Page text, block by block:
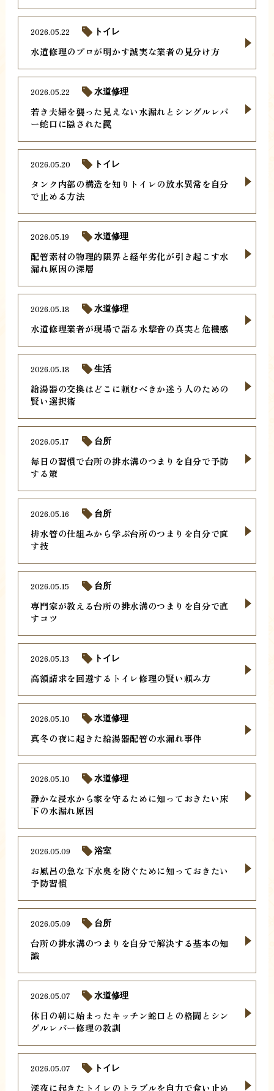
水道修理のプロが明かす誠実な業者の見分け方
2026.05.22 トイレ
若き夫婦を襲った見えない水漏れとシングルレバ
ー蛇口に隠された罠
2026.05.22 水道修理
タンク内部の構造を知りトイレの放水異常を自分
で止める方法
2026.05.20 トイレ
配管素材の物理的限界と経年劣化が引き起こす水
漏れ原因の深層
2026.05.19 水道修理
水道修理業者が現場で語る水撃音の真実と危機感
2026.05.18 水道修理
給湯器の交換はどこに頼むべきか迷う人のための
賢い選択術
2026.05.18 生活
毎日の習慣で台所の排水溝のつまりを自分で予防
する策
2026.05.17 台所
排水管の仕組みから学ぶ台所のつまりを自分で直
す技
2026.05.16 台所
専門家が教える台所の排水溝のつまりを自分で直
すコツ
2026.05.15 台所
高額請求を回避するトイレ修理の賢い頼み方
2026.05.13 トイレ
真冬の夜に起きた給湯器配管の水漏れ事件
2026.05.10 水道修理
静かな浸水から家を守るために知っておきたい床
下の水漏れ原因
2026.05.10 水道修理
お風呂の急な下水臭を防ぐために知っておきたい
予防習慣
2026.05.09 浴室
台所の排水溝のつまりを自分で解決する基本の知
識
2026.05.09 台所
休日の朝に始まったキッチン蛇口との格闘とシン
グルレバー修理の教訓
2026.05.07 水道修理
深夜に起きたトイレのトラブルを自力で食い止め
2026.05.07 トイレ